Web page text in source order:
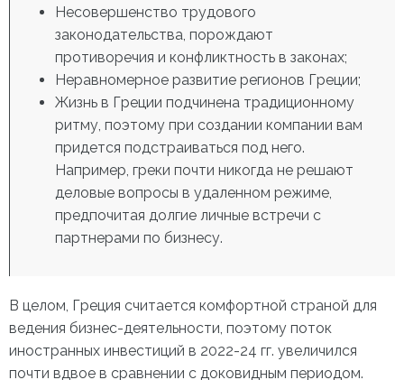
Несовершенство трудового
законодательства, порождают
противоречия и конфликтность в законах;
Неравномерное развитие регионов Греции;
Жизнь в Греции подчинена традиционному
ритму, поэтому при создании компании вам
придется подстраиваться под него.
Например, греки почти никогда не решают
деловые вопросы в удаленном режиме,
предпочитая долгие личные встречи с
партнерами по бизнесу.
В целом, Греция считается комфортной страной для
ведения бизнес-деятельности, поэтому поток
иностранных инвестиций в 2022-24 гг. увеличился
почти вдвое в сравнении с доковидным периодом.